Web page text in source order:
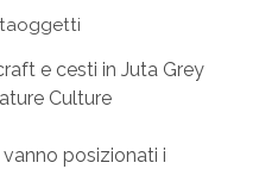
e cesti in Juta Grey
Culture
posizionati i